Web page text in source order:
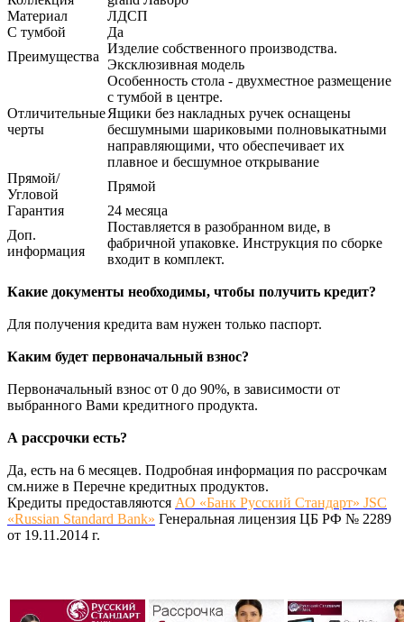
Материал
ЛДСП
С тумбой
Да
Преимущества
Изделие собственного производства.
Эксклюзивная модель
Отличительные
черты
Особенность стола - двухместное размещение
с тумбой в центре.
Ящики без накладных ручек оснащены
бесшумными шариковыми полновыкатными
направляющими, что обеспечивает их
плавное и бесшумное открывание
Прямой/
Угловой
Прямой
Гарантия
24 месяца
Доп.
информация
Поставляется в разобранном виде, в
фабричной упаковке. Инструкция по сборке
входит в комплект.
Какие документы необходимы, чтобы получить кредит?
Для получения кредита вам нужен только паспорт.
Каким будет первоначальный взнос?
Первоначальный взнос от 0 до 90%, в зависимости от
выбранного Вами кредитного продукта.
А рассрочки есть?
Да, есть на 6 месяцев. Подробная информация по рассрочкам
см.ниже в Перечне кредитных продуктов.
Кредиты предоставляются АО «Банк Русский Стандарт» JSC
«Russian Standard Bank» Генеральная лицензия ЦБ РФ № 2289
от 19.11.2014 г.